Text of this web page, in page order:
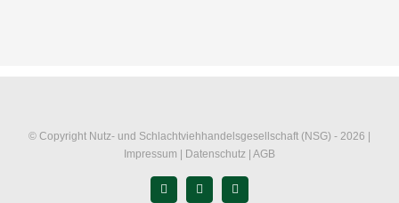
© Copyright Nutz- und Schlachtviehhandelsgesellschaft (NSG) - 2026 |
Impressum | Datenschutz | AGB
Telefon